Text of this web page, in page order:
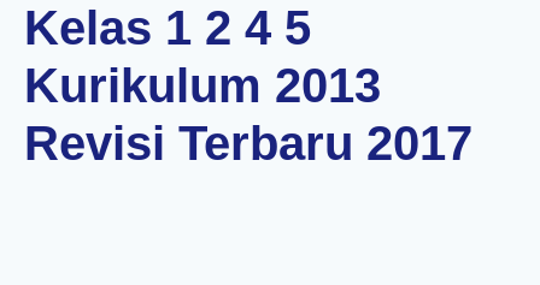
Kelas 1 2 4 5
Kurikulum 2013
Revisi Terbaru 2017